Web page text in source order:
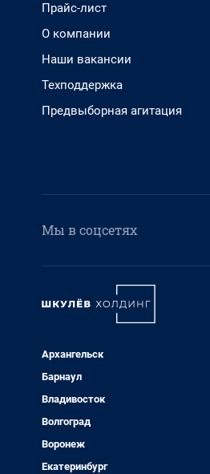
Прайс-лист
О компании
Наши вакансии
Техподдержка
Предвыборная агитация
Мы в соцсетях
Архангельск
Барнаул
Владивосток
Волгоград
Воронеж
Екатеринбург